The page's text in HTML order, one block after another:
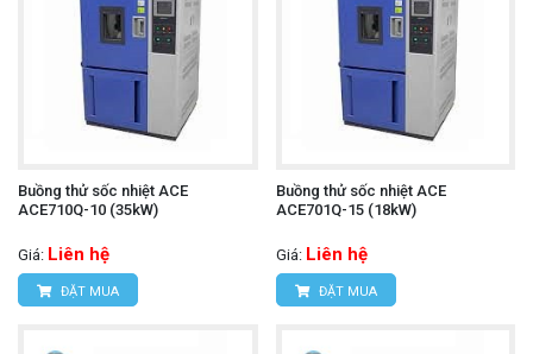
Buồng thử sốc nhiệt ACE
ACE710Q-10 (35kW)
Giá: Liên hệ
ĐẶT MUA
Buồng thử sốc nhiệt ACE
ACE701Q-15 (18kW)
Giá: Liên hệ
ĐẶT MUA